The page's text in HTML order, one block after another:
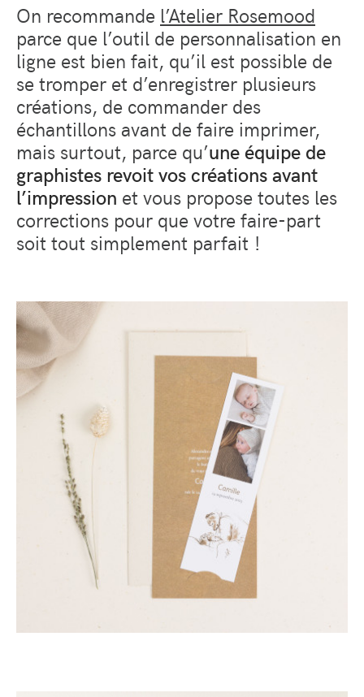
On recommande l’Atelier Rosemood
parce que l’outil de personnalisation en
ligne est bien fait, qu’il est possible de
se tromper et d’enregistrer plusieurs
créations, de commander des
échantillons avant de faire imprimer,
mais surtout, parce qu’une équipe de
graphistes revoit vos créations avant
l’impression et vous propose toutes les
corrections pour que votre faire-part
soit tout simplement parfait !